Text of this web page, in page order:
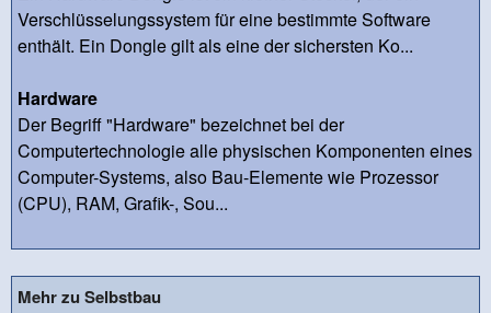
Verschlüsselungssystem für eine bestimmte Software
enthält. Ein Dongle gilt als eine der sichersten Ko...
Hardware
Der Begriff "Hardware" bezeichnet bei der
Computertechnologie alle physischen Komponenten eines
Computer-Systems, also Bau-Elemente wie Prozessor
(CPU), RAM, Grafik-, Sou...
Mehr zu Selbstbau